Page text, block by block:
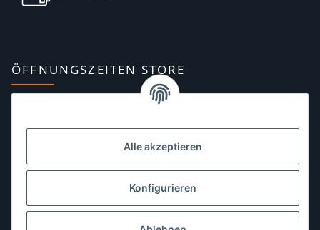
Alle akzeptieren
Konfigurieren
ÖFFNUNGSZEITEN STORE
10:00–13:00, 14:00–18:00 Uhr
Dienstag:10:00–13:00, 14:00–16:00 Uhr
10:00–13:00 Uhr
Freitag:10:00–13:00, 14:00–18:00 Uhr